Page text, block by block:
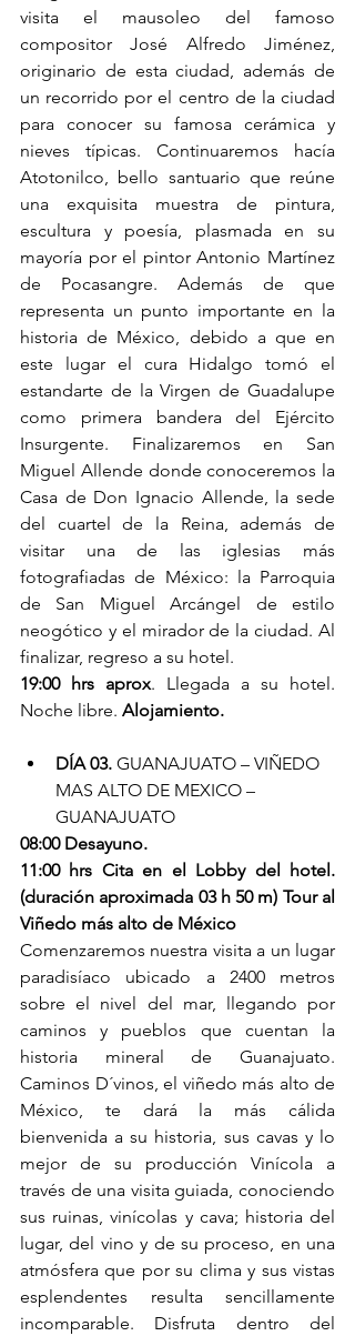
visita el mausoleo del famoso
compositor José Alfredo Jiménez,
originario de esta ciudad, además de
un recorrido por el centro de la ciudad
para conocer su famosa cerámica y
nieves típicas. Continuaremos hacía
Atotonilco, bello santuario que reúne
una exquisita muestra de pintura,
escultura y poesía, plasmada en su
mayoría por el pintor Antonio Martínez
de Pocasangre. Además de que
representa un punto importante en la
historia de México, debido a que en
este lugar el cura Hidalgo tomó el
estandarte de la Virgen de Guadalupe
como primera bandera del Ejército
Insurgente. Finalizaremos en San
Miguel Allende donde conoceremos la
Casa de Don Ignacio Allende, la sede
del cuartel de la Reina, además de
visitar una de las iglesias más
fotografiadas de México: la Parroquia
de San Miguel Arcángel de estilo
neogótico y el mirador de la ciudad. Al
finalizar, regreso a su hotel.
19:00 hrs aprox. Llegada a su hotel.
Noche libre. Alojamiento.
DÍA 03. GUANAJUATO – VIÑEDO
MAS ALTO DE MEXICO –
GUANAJUATO
08:00 Desayuno.
11:00 hrs Cita en el Lobby del hotel.
(duración aproximada 03 h 50 m) Tour al
Viñedo más alto de México
Comenzaremos nuestra visita a un lugar
paradisíaco ubicado a 2400 metros
sobre el nivel del mar, llegando por
caminos y pueblos que cuentan la
historia mineral de Guanajuato.
Caminos D´vinos, el viñedo más alto de
México, te dará la más cálida
bienvenida a su historia, sus cavas y lo
mejor de su producción Vinícola a
través de una visita guiada, conociendo
sus ruinas, vinícolas y cava; historia del
lugar, del vino y de su proceso, en una
atmósfera que por su clima y sus vistas
esplendentes resulta sencillamente
incomparable. Disfruta dentro del